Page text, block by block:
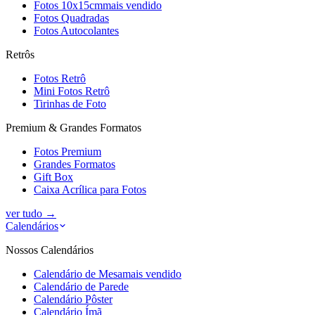
Fotos 10x15cmmais vendido
Fotos Quadradas
Fotos Autocolantes
Retrôs
Fotos Retrô
Mini Fotos Retrô
Tirinhas de Foto
Premium & Grandes Formatos
Fotos Premium
Grandes Formatos
Gift Box
Caixa Acrílica para Fotos
ver tudo →
Calendários
Nossos Calendários
Calendário de Mesamais vendido
Calendário de Parede
Calendário Pôster
Calendário Ímã